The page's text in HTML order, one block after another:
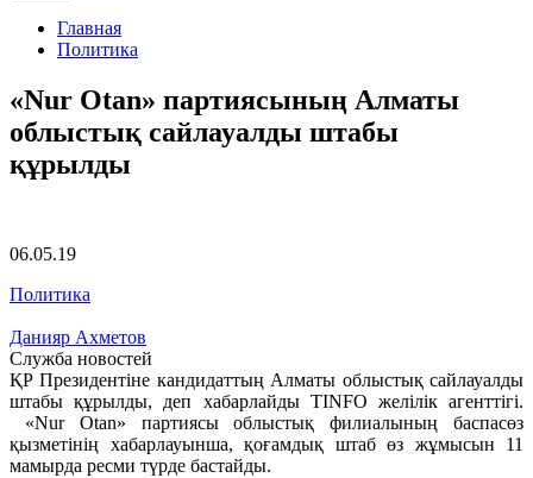
Главная
Политика
«Nur Otan» партиясының Алматы
облыстық сайлауалды штабы
құрылды
06.05.19
Политика
Данияр Ахметов
Служба новостей
ҚР Президентіне кандидаттың Алматы облыстық сайлауалды
штабы құрылды, деп хабарлайды TINFO желілік агенттігі.
«Nur Otan» партиясы облыстық филиалының баспасөз
қызметінің хабарлауынша, қоғамдық штаб өз жұмысын 11
мамырда ресми түрде бастайды.